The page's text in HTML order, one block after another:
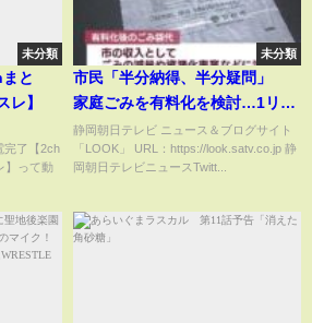
未分類
と
レ】
完了【2ch
】って動
未分類
市民「半分納得、半分疑問」
家庭ごみを有料化を検討…1リッ
トル当たり1円 浜松市
静岡朝日テレビ ニュース＆ブログサイト
「LOOK」 URL：https://look.satv.co.jp 静
岡朝日テレビニュースTwitt...